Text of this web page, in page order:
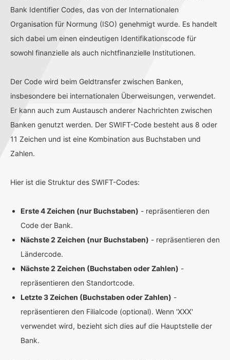
Bank Identifier Codes, das von der Internationalen
Organisation für Normung (ISO) genehmigt wurde. Es handelt
sich dabei um einen eindeutigen Identifikationscode für
sowohl finanzielle als auch nichtfinanzielle Institutionen.
Der Code wird beim Geldtransfer zwischen Banken,
insbesondere bei internationalen Überweisungen, verwendet.
Er kann auch zum Austausch anderer Nachrichten zwischen
Banken genutzt werden. Der SWIFT-Code besteht aus 8 oder
11 Zeichen und ist eine Kombination aus Buchstaben und
Zahlen.
Hier ist die Struktur des SWIFT-Codes:
Erste 4 Zeichen (nur Buchstaben) - repräsentieren den
Code der Bank.
Nächste 2 Zeichen (nur Buchstaben) - repräsentieren den
Ländercode.
Nächste 2 Zeichen (Buchstaben oder Zahlen) -
repräsentieren den Standortcode.
Letzte 3 Zeichen (Buchstaben oder Zahlen) -
repräsentieren den Filialcode (optional). Wenn 'XXX'
verwendet wird, bezieht sich dies auf die Hauptstelle der
Bank.